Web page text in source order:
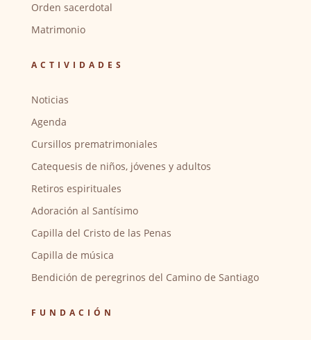
Orden sacerdotal
Matrimonio
ACTIVIDADES
Noticias
Agenda
Cursillos prematrimoniales
Catequesis de niños, jóvenes y adultos
Retiros espirituales
Adoración al Santísimo
Capilla del Cristo de las Penas
Capilla de música
Bendición de peregrinos del Camino de Santiago
FUNDACIÓN